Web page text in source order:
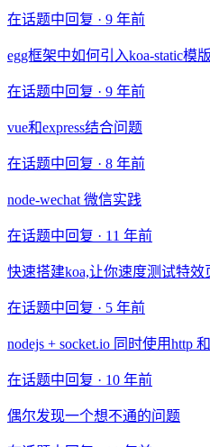
在话题中回复 · 9 年前
egg框架中如何引入koa-static模版
在话题中回复 · 9 年前
vue和express结合问题
在话题中回复 · 8 年前
node-wechat 微信实践
在话题中回复 · 11 年前
快速搭建koa,让你速度测试特
在话题中回复 · 5 年前
nodejs + socket.io 同时使用http
在话题中回复 · 10 年前
偶尔发现一个想不通的问题